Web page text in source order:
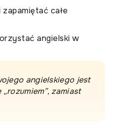
całe
angielski w
angielskiego jest
zamiast